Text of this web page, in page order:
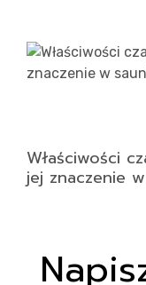
Właściwości
jej znaczenie